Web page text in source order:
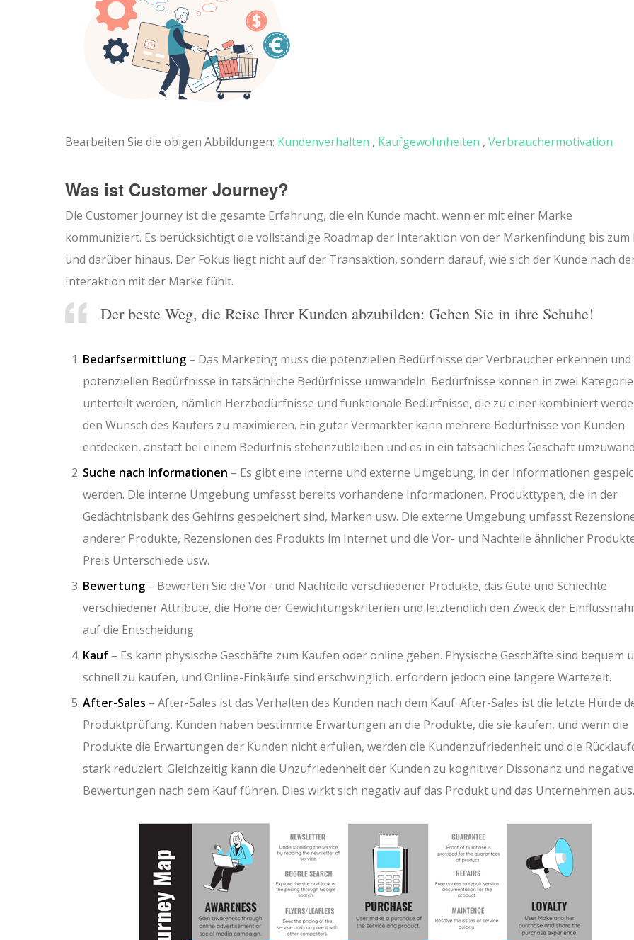
Bearbeiten Sie die obigen Abbildungen: Kundenverhalten , Kaufgewohnheiten , Verbrauchermotivation
Was ist Customer Journey?
Die Customer Journey ist die gesamte Erfahrung, die ein Kunde macht, wenn er mit einer Marke
kommuniziert. Es berücksichtigt die vollständige Roadmap der Interaktion von der Markenfindung bis zum
und darüber hinaus. Der Fokus liegt nicht auf der Transaktion, sondern darauf, wie sich der Kunde nach
Interaktion mit der Marke fühlt.
Der beste Weg, die Reise Ihrer Kunden abzubilden: Gehen Sie in ihre Schuhe!
Bedarfsermittlung – Das Marketing muss die potenziellen Bedürfnisse der Verbraucher erkennen und
potenziellen Bedürfnisse in tatsächliche Bedürfnisse umwandeln. Bedürfnisse können in zwei
unterteilt werden, nämlich Herzbedürfnisse und funktionale Bedürfnisse, die zu einer kombiniert
den Wunsch des Käufers zu maximieren. Ein guter Vermarkter kann mehrere Bedürfnisse von Kunden
entdecken, anstatt bei einem Bedürfnis stehenzubleiben und es in ein tatsächliches Geschäft
Suche nach Informationen – Es gibt eine interne und externe Umgebung, in der Informationen
werden. Die interne Umgebung umfasst bereits vorhandene Informationen, Produkttypen, die in der
Gedächtnisbank des Gehirns gespeichert sind, Marken usw. Die externe Umgebung umfasst
anderer Produkte, Rezensionen des Produkts im Internet und die Vor- und Nachteile ähnlicher
Preis Unterschiede usw.
Bewertung – Bewerten Sie die Vor- und Nachteile verschiedener Produkte, das Gute und Schlechte
verschiedener Attribute, die Höhe der Gewichtungskriterien und letztendlich den Zweck der
auf die Entscheidung.
Kauf – Es kann physische Geschäfte zum Kaufen oder online geben. Physische Geschäfte sind bequem
schnell zu kaufen, und Online-Einkäufe sind erschwinglich, erfordern jedoch eine längere Wartezeit.
After-Sales – After-Sales ist das Verhalten des Kunden nach dem Kauf. After-Sales ist die letzte Hürde
Produktprüfung. Kunden haben bestimmte Erwartungen an die Produkte, die sie kaufen, und wenn die
Produkte die Erwartungen der Kunden nicht erfüllen, werden die Kundenzufriedenheit und die
stark reduziert. Gleichzeitig kann die Unzufriedenheit der Kunden zu kognitiver Dissonanz und
Bewertungen nach dem Kauf führen. Dies wirkt sich negativ auf das Produkt und das Unternehmen aus.